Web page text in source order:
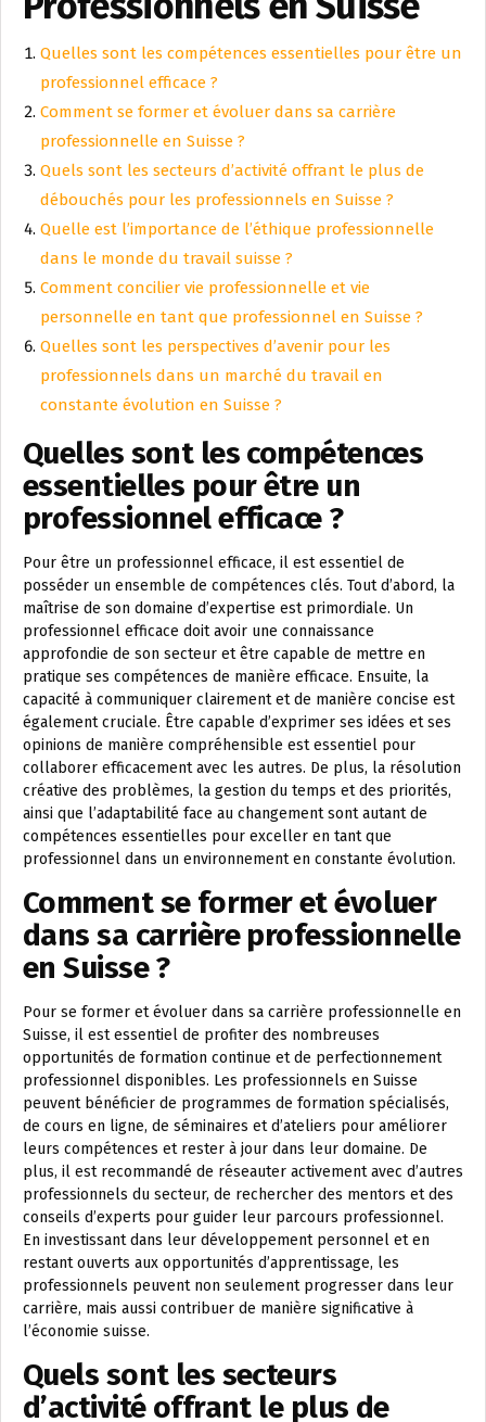
Quelles sont les compétences essentielles pour être un
professionnel efficace ?
Comment se former et évoluer dans sa carrière
professionnelle en Suisse ?
Quels sont les secteurs d’activité offrant le plus de
débouchés pour les professionnels en Suisse ?
Quelle est l’importance de l’éthique professionnelle
dans le monde du travail suisse ?
Comment concilier vie professionnelle et vie
personnelle en tant que professionnel en Suisse ?
Quelles sont les perspectives d’avenir pour les
professionnels dans un marché du travail en
constante évolution en Suisse ?
Quelles sont les compétences
essentielles pour être un
professionnel efficace ?
Pour être un professionnel efficace, il est essentiel de
posséder un ensemble de compétences clés. Tout d’abord, la
maîtrise de son domaine d’expertise est primordiale. Un
professionnel efficace doit avoir une connaissance
approfondie de son secteur et être capable de mettre en
pratique ses compétences de manière efficace. Ensuite, la
capacité à communiquer clairement et de manière concise est
également cruciale. Être capable d’exprimer ses idées et ses
opinions de manière compréhensible est essentiel pour
collaborer efficacement avec les autres. De plus, la résolution
créative des problèmes, la gestion du temps et des priorités,
ainsi que l’adaptabilité face au changement sont autant de
compétences essentielles pour exceller en tant que
professionnel dans un environnement en constante évolution.
Comment se former et évoluer
dans sa carrière professionnelle
en Suisse ?
Pour se former et évoluer dans sa carrière professionnelle en
Suisse, il est essentiel de profiter des nombreuses
opportunités de formation continue et de perfectionnement
professionnel disponibles. Les professionnels en Suisse
peuvent bénéficier de programmes de formation spécialisés,
de cours en ligne, de séminaires et d’ateliers pour améliorer
leurs compétences et rester à jour dans leur domaine. De
plus, il est recommandé de réseauter activement avec d’autres
professionnels du secteur, de rechercher des mentors et des
conseils d’experts pour guider leur parcours professionnel.
En investissant dans leur développement personnel et en
restant ouverts aux opportunités d’apprentissage, les
professionnels peuvent non seulement progresser dans leur
carrière, mais aussi contribuer de manière significative à
l’économie suisse.
Quels sont les secteurs
d’activité offrant le plus de